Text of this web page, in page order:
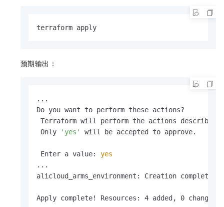
terraform apply
预期输出：
...
Do you want to perform these actions?
Terraform will perform the actions described
Only
'yes' will be accepted to approve.
Enter a value: yes
...
alicloud_arms_environment: Creation complete
Apply complete! Resources: 4 added, 0